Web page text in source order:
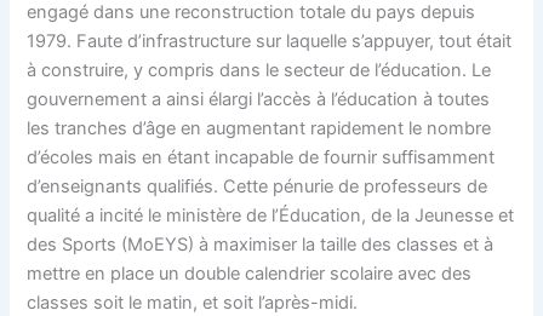
engagé dans une reconstruction totale du pays depuis
1979. Faute d’infrastructure sur laquelle s’appuyer, tout était
à construire, y compris dans le secteur de l’éducation. Le
gouvernement a ainsi élargi l’accès à l’éducation à toutes
les tranches d’âge en augmentant rapidement le nombre
d’écoles mais en étant incapable de fournir suffisamment
d’enseignants qualifiés. Cette pénurie de professeurs de
qualité a incité le ministère de l’Éducation, de la Jeunesse et
des Sports (MoEYS) à maximiser la taille des classes et à
mettre en place un double calendrier scolaire avec des
classes soit le matin, et soit l’après-midi.